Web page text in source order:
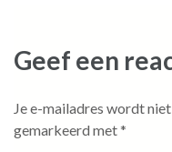
Geef een
Je e-mailadres wordt
gemarkeerd met*